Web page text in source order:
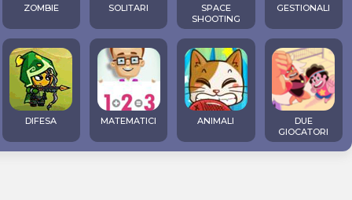
ZOMBIE SOLITARI
SPACE
SHOOTING
GESTIONALI
DIFESA MATEMATICI ANIMALI
DUE
GIOCATORI